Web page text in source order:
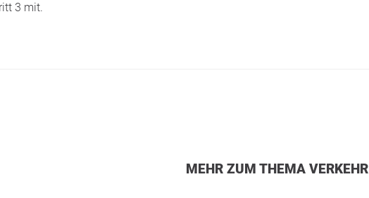
3 mit.
MEHR ZUM THEMA VERKEHR